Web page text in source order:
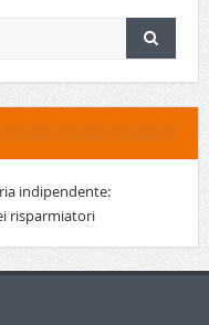
indipendente:
risparmiatori